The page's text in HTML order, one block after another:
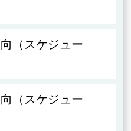
（スケジュー
（スケジュー